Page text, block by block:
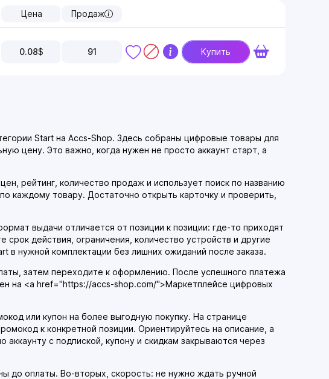
Цена Продаж
0.08$ 91 Купить
Start на Accs-Shop. Здесь собраны цифровые товары для
цену. Это важно, когда нужен не просто аккаунт старт, а
рейтинг, количество продаж и использует поиск по названию
каждому товару. Достаточно открыть карточку и проверить,
выдачи отличается от позиции к позиции: где-то приходят
действия, ограничения, количество устройств и другие
в нужной комплектации без лишних ожиданий после заказа.
затем переходите к оформлению. После успешного платежа
на <a href="https://accs-shop.com/">Маркетплейсе цифровых
или купон на более выгодную покупку. На странице
к конкретной позиции. Ориентируйтесь на описание, а
с подпиской, купону и скидкам закрываются через
до оплаты. Во-вторых, скорость: не нужно ждать ручной